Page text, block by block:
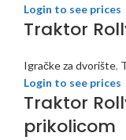
Login to see prices
Traktor
Igračke za dvorište,
Login to see prices
Traktor
prikolicom